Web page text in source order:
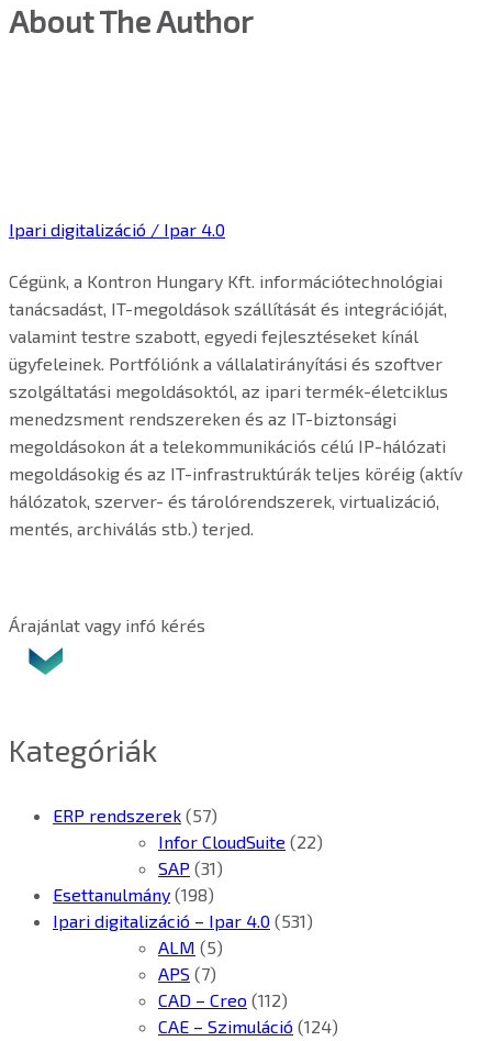
About The Author
Ipari digitalizáció / Ipar 4.0
Cégünk, a Kontron Hungary Kft. információtechnológiai
tanácsadást, IT-megoldások szállítását és integrációját,
valamint testre szabott, egyedi fejlesztéseket kínál
ügyfeleinek. Portfóliónk a vállalatirányítási és szoftver
szolgáltatási megoldásoktól, az ipari termék-életciklus
menedzsment rendszereken és az IT-biztonsági
megoldásokon át a telekommunikációs célú IP-hálózati
megoldásokig és az IT-infrastruktúrák teljes köréig (aktív
hálózatok, szerver- és tárolórendszerek, virtualizáció,
mentés, archiválás stb.) terjed.
Árajánlat vagy infó kérés
Kategóriák
ERP rendszerek (57)
Infor CloudSuite (22)
SAP (31)
Esettanulmány (198)
Ipari digitalizáció – Ipar 4.0 (531)
ALM (5)
APS (7)
CAD – Creo (112)
CAE – Szimuláció (124)